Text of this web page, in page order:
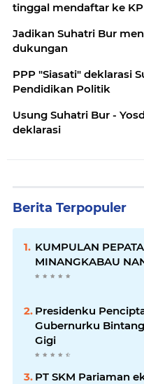
tinggal mendaftar ke
Jadikan Suhatri Bur
dukungan
PPP "Siasati" deklarasi
Pendidikan Politik
Usung Suhatri Bur -
deklarasi
Berita Terpopuler
KUMPULAN
MINANGKABAU
Presidenku
Gubernurku
Gigi
PT SKM Pariaman